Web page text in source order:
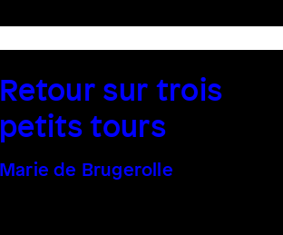
Retour sur trois
petits tours
Marie de Brugerolle